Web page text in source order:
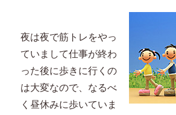
夜は夜で筋トレをやっ
ていまして仕事が終わ
った後に歩きに行くの
は大変なので、なるべ
く昼休みに歩いていま